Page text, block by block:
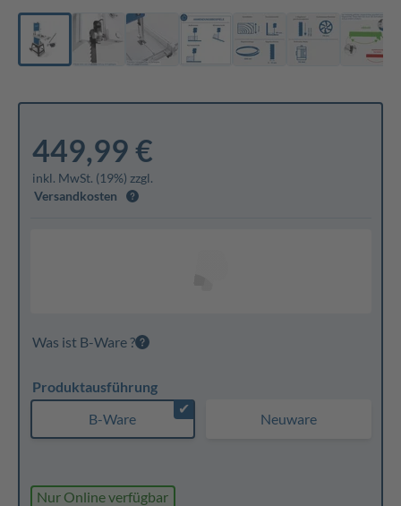
449,99 €
inkl. MwSt. (19%) zzgl.
Versandkosten
Was ist B-Ware ?
Produktausführung
✔
B-Ware Neuware
Nur Online verfügbar